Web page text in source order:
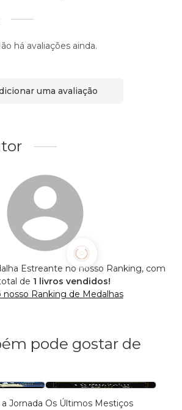
há avaliações ainda.
uma avaliação
Estreante no nosso Ranking, com
de 1 livros vendidos!
nosso Ranking de Medalhas
pode gostar de
Jornada Os Últimos Mestiços